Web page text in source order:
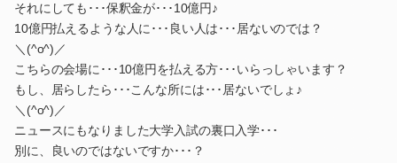
それにしても･･･保釈金が･･･10億円♪
10億円払えるような人に･･･良い人は･･･居ないのでは？
＼(^o^)／
こちらの会場に･･･10億円を払える方･･･いらっしゃいます？
もし、居らしたら･･･こんな所には･･･居ないでしょ♪
＼(^o^)／
ニュースにもなりました大学入試の裏口入学･･･
別に、良いのではないですか･･･？